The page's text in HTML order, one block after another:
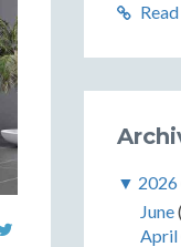
▼ 2026
June
April